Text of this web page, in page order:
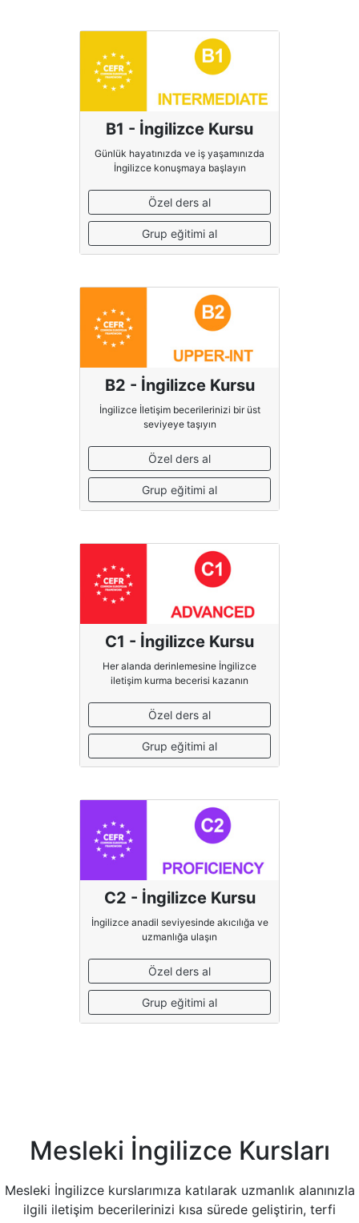
B1 - İngilizce Kursu
Günlük hayatınızda ve iş yaşamınızda
İngilizce konuşmaya başlayın
Özel ders al
Grup eğitimi al
B2 - İngilizce Kursu
İngilizce İletişim becerilerinizi bir üst
seviyeye taşıyın
Özel ders al
Grup eğitimi al
C1 - İngilizce Kursu
Her alanda derinlemesine İngilizce
iletişim kurma becerisi kazanın
Özel ders al
Grup eğitimi al
C2 - İngilizce Kursu
İngilizce anadil seviyesinde akıcılığa ve
uzmanlığa ulaşın
Özel ders al
Grup eğitimi al
Mesleki İngilizce Kursları
Mesleki İngilizce kurslarımıza katılarak uzmanlık alanınızla
ilgili iletişim becerilerinizi kısa sürede geliştirin, terfi